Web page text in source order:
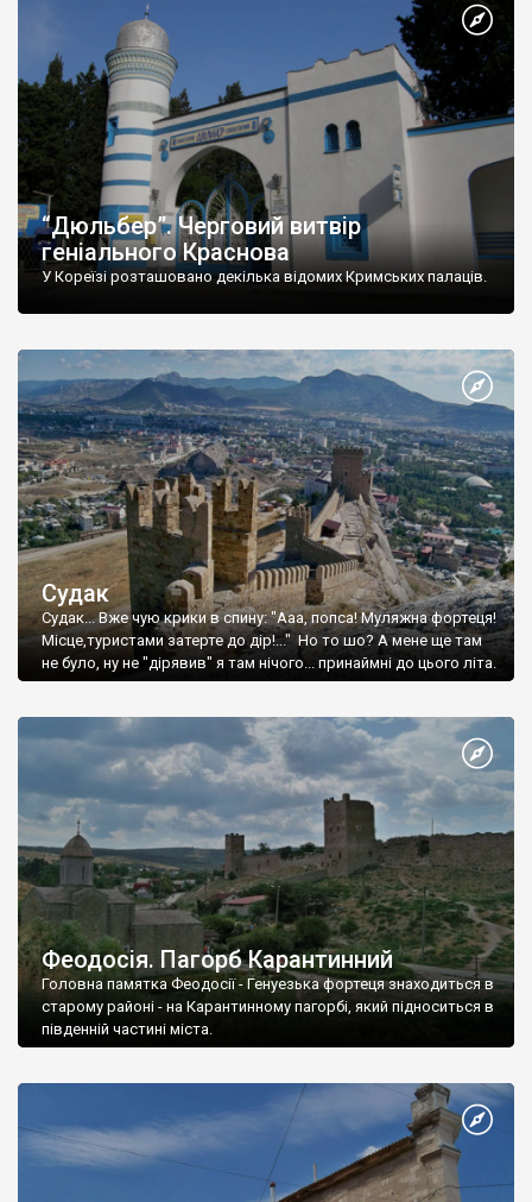
“Дюльбер”. Черговий витвір
геніального Краснова
У Кореїзі розташовано декілька відомих Кримських палаців.
Судак
Судак... Вже чую крики в спину: "Ааа, попса! Муляжна фортеця!
Місце,туристами затерте до дір!..." Но то шо? А мене ще там
не було, ну не "дірявив" я там нічого... принаймні до цього літа.
Феодосія. Пагорб Карантинний
Головна памятка Феодосії - Генуезька фортеця знаходиться в
старому районі - на Карантинному пагорбі, який підноситься в
південній частині міста.